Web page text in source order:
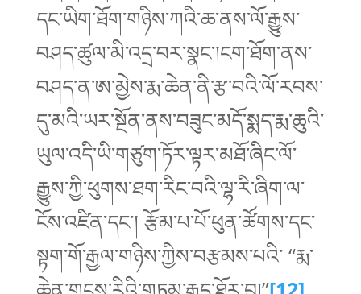
དང་ཡིག་ཐོག་གཉིས་ཀའི་ཆ་ནས་ལོ་རྒྱུས་
བཤད་ཚུལ་མི་འདྲ་བར་སྣང་།ངག་ཐོག་ནས་
བཤད་ན་ཨ་མྱེས་རྨ་ཆེན་ནི་རྩ་བའི་ལོ་རབས་
དུ་མའི་ཡར་སྔོན་ནས་བཟུང་མདོ་སྨད་རྨ་ཆུའི་
ཡུལ་འདི་ཡི་གཙུག་ཏོར་ལྟར་མཐོ་ཞིང་ལོ་
རྒྱུས་ཀྱི་ཕུགས་ཐག་རིང་བའི་ལྷ་རི་ཞིག་ལ་
ངོས་འཛིན་དང་། རྩོམ་པ་པོ་ཕུན་ཚོགས་དང་
སྟག་གོ་རྒྱལ་གཉིས་ཀྱིས་བརྩམས་པའི་ “རྨ་